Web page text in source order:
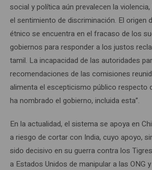
social y política aún prevalecen la
el sentimiento de discriminación. El origen
étnico se encuentra en el fracaso de los
gobiernos para responder a los justos
tamil. La incapacidad de las autoridades
recomendaciones de las comisiones
alimenta el escepticismo público respecto
ha nombrado el gobierno, incluida esta”.
En la actualidad, el sistema se apoya en
a riesgo de cortar con India, cuyo apoyo,
sido decisivo en su guerra contra los
a Estados Unidos de manipular a las ONG